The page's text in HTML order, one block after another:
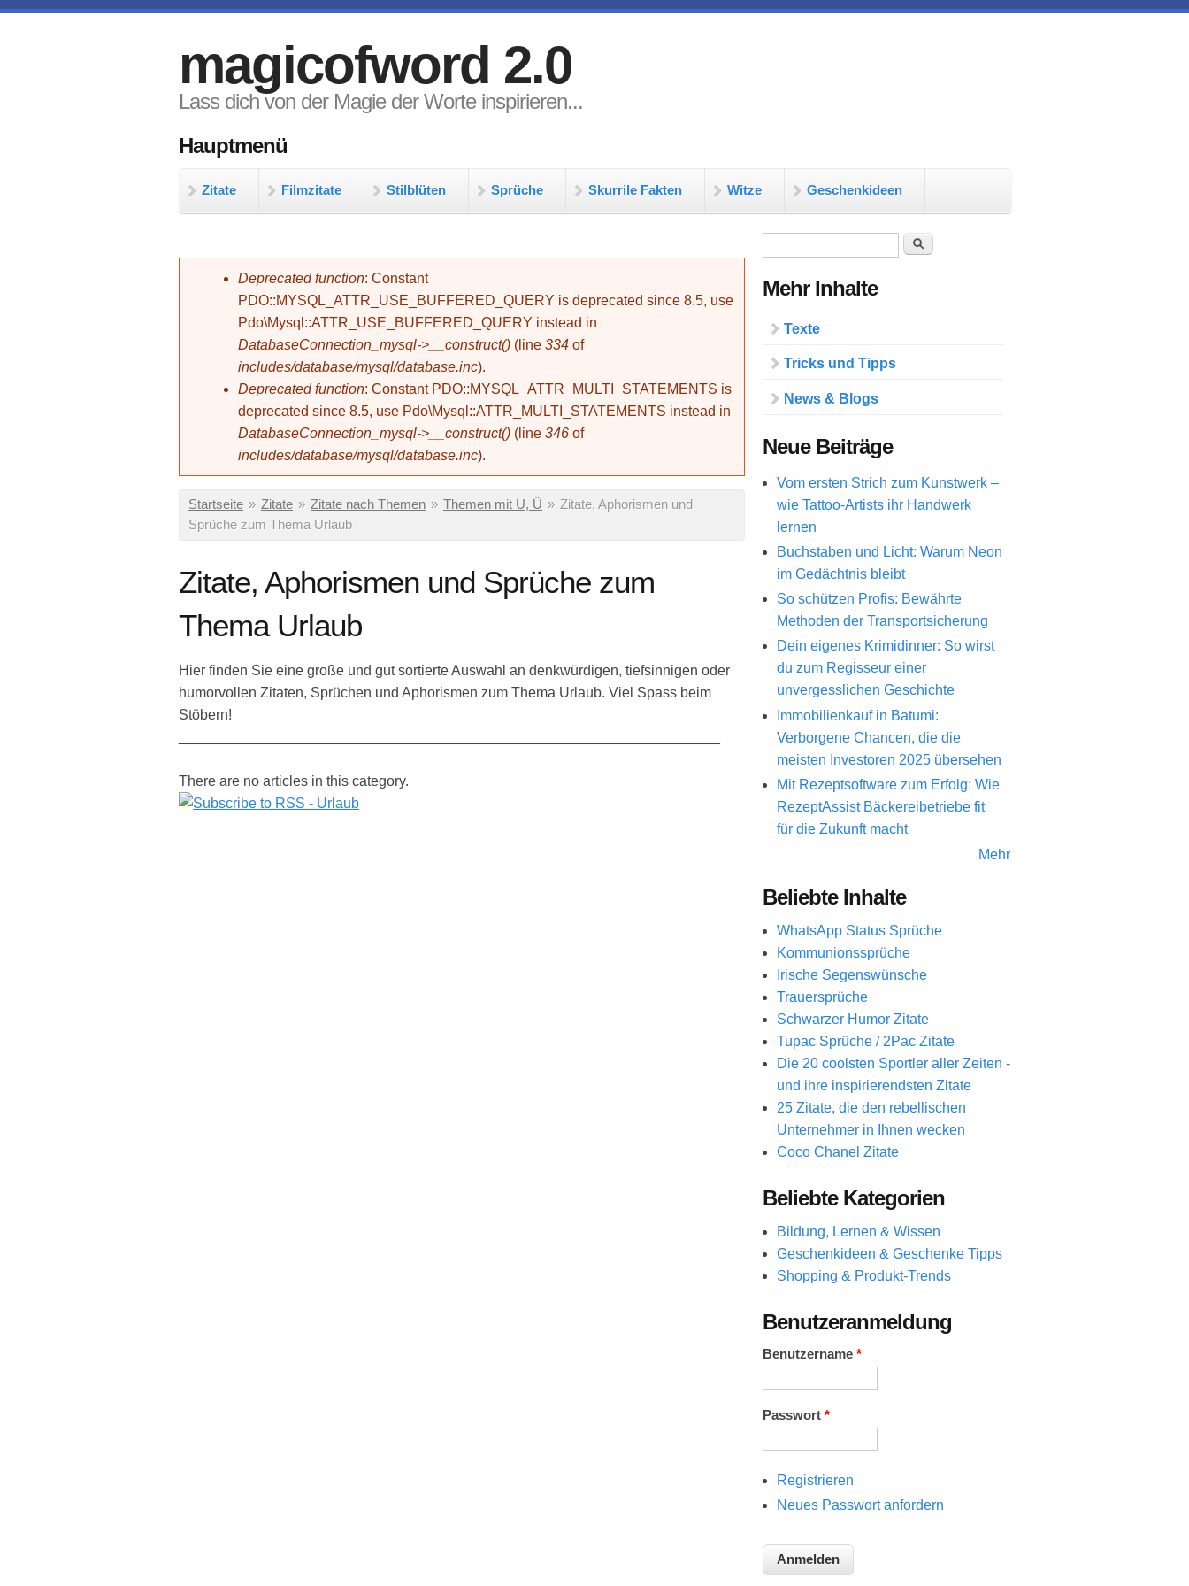
magicofword 2.0
Lass dich von der Magie der Worte inspirieren...
Hauptmenü
Zitate Filmzitate Stilblüten Sprüche Skurrile Fakten Witze Geschenkideen
Fehlermeldung
Deprecated function: Constant
PDO::MYSQL_ATTR_USE_BUFFERED_QUERY is deprecated since 8.5, use
Pdo\Mysql::ATTR_USE_BUFFERED_QUERY instead in
DatabaseConnection_mysql->__construct() (line 334 of
includes/database/mysql/database.inc).
Deprecated function: Constant PDO::MYSQL_ATTR_MULTI_STATEMENTS is
deprecated since 8.5, use Pdo\Mysql::ATTR_MULTI_STATEMENTS instead in
DatabaseConnection_mysql->__construct() (line 346 of
includes/database/mysql/database.inc).
Sie sind hier
Startseite » Zitate » Zitate nach Themen » Themen mit U, Ü » Zitate, Aphorismen und
Sprüche zum Thema Urlaub
Zitate, Aphorismen und Sprüche zum
Thema Urlaub
Hier finden Sie eine große und gut sortierte Auswahl an denkwürdigen, tiefsinnigen oder
humorvollen Zitaten, Sprüchen und Aphorismen zum Thema Urlaub. Viel Spass beim
Stöbern!
There are no articles in this category.
Suche
Mehr Inhalte
Texte
Tricks und Tipps
News & Blogs
Neue Beiträge
Vom ersten Strich zum Kunstwerk –
wie Tattoo-Artists ihr Handwerk
lernen
Buchstaben und Licht: Warum Neon
im Gedächtnis bleibt
So schützen Profis: Bewährte
Methoden der Transportsicherung
Dein eigenes Krimidinner: So wirst
du zum Regisseur einer
unvergesslichen Geschichte
Immobilienkauf in Batumi:
Verborgene Chancen, die die
meisten Investoren 2025 übersehen
Mit Rezeptsoftware zum Erfolg: Wie
RezeptAssist Bäckereibetriebe fit
für die Zukunft macht
Mehr
Beliebte Inhalte
WhatsApp Status Sprüche
Kommunionssprüche
Irische Segenswünsche
Trauersprüche
Schwarzer Humor Zitate
Tupac Sprüche / 2Pac Zitate
Die 20 coolsten Sportler aller Zeiten -
und ihre inspirierendsten Zitate
25 Zitate, die den rebellischen
Unternehmer in Ihnen wecken
Coco Chanel Zitate
Beliebte Kategorien
Bildung, Lernen & Wissen
Geschenkideen & Geschenke Tipps
Shopping & Produkt-Trends
Benutzeranmeldung
Benutzername *
Passwort *
Registrieren
Neues Passwort anfordern